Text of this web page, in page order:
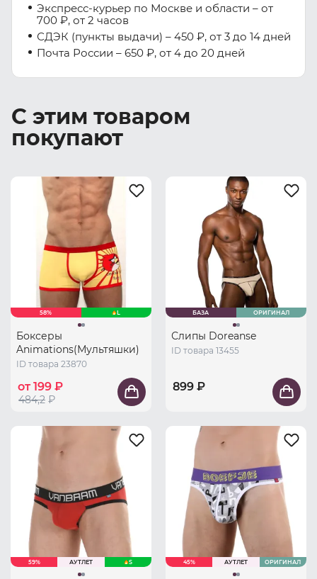
Экспресс-курьер по Москве и области – от
700 ₽, от 2 часов
СДЭК (пункты выдачи) – 450 ₽, от 3 до 14 дней
Почта России – 650 ₽, от 4 до 20 дней
С этим товаром
покупают
58% L
Боксеры
Animations(Мультяшки)
ID товара 23870
от 199 ₽
484,2 ₽
БАЗА ОРИГИНАЛ
Слипы Doreanse
ID товара 13455
899 ₽
59% АУТЛЕТ S 45% АУТЛЕТ ОРИГИНАЛ